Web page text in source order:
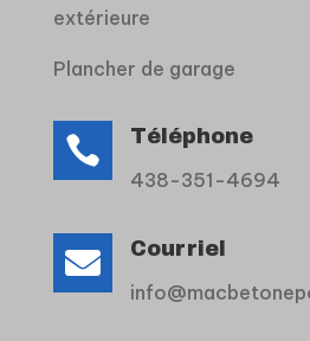
extérieure
Plancher de garage

Téléphone
438-351-4694

Courriel